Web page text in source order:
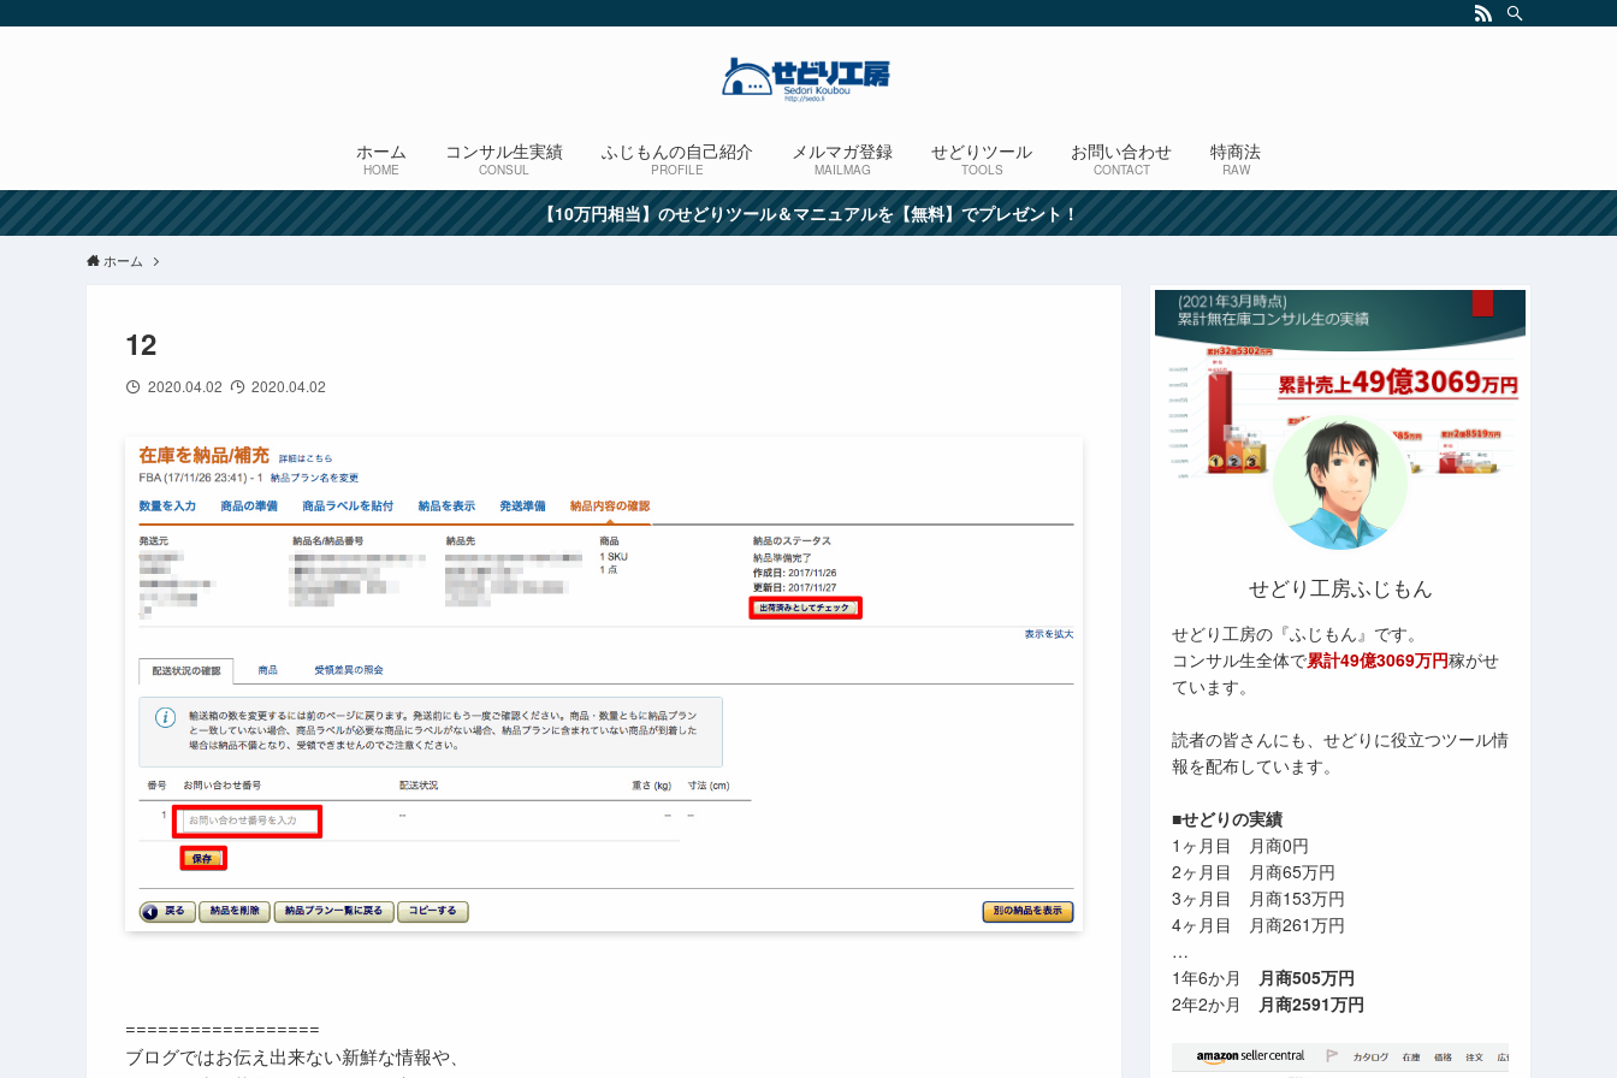
ホーム
HOME
コンサル生実績
CONSUL
ふじもんの自己紹介
PROFILE
メルマガ登録
MAILMAG
せどりツール
TOOLS
お問い合わせ
CONTACT
特商法
RAW
【10万円相当】のせどりツール＆マニュアルを【無料】でプレゼント！
ホーム
12
2020.04.02 2020.04.02
==================
ブログではお伝え出来ない新鮮な情報や、
せどり工房ふじもん
せどり工房の『ふじもん』です。
コンサル生全体で累計49億3069万円稼がせ
ています。
読者の皆さんにも、せどりに役立つツール情
報を配布しています。
■せどりの実績
1ヶ月目 月商0円
2ヶ月目 月商65万円
3ヶ月目 月商153万円
4ヶ月目 月商261万円
…
1年6か月 月商505万円
2年2か月 月商2591万円